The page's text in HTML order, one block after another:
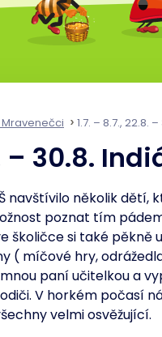
1.7. – 8.7., 22.8.
– 30.8.
navštívilo několik dětí,
poznat tím
školičce si také pěkně
( míčové hry,
paní učitelkou a
V horkém počasí
velmi osvěžující.